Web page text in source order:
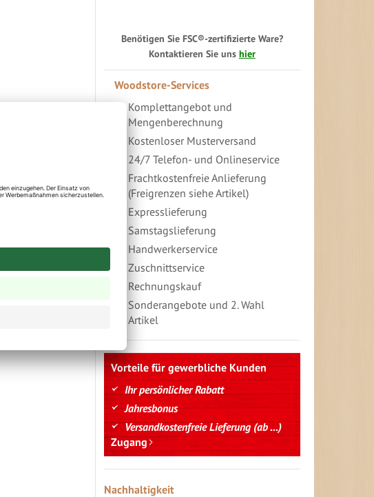
Benötigen Sie FSC®-zertifizierte Ware?
Kontaktieren Sie uns hier
Woodstore-Services
Komplettangebot und
Mengenberechnung
Kostenloser Musterversand
24/7 Telefon- und Onlineservice
Frachtkostenfreie Anlieferung
(Freigrenzen siehe Artikel)
Expresslieferung
Samstagslieferung
Handwerkerservice
Zuschnittservice
Rechnungskauf
Sonderangebote und 2. Wahl
Artikel
Vorteile für gewerbliche Kunden
Ihr persönlicher Rabatt
Jahresbonus
Versandkostenfreie Lieferung (ab ...)
Zugang
Nachhaltigkeit